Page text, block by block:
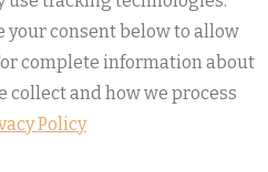
your consent below to allow
complete information about
collect and how we process
Policy